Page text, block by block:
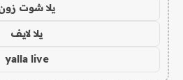
يلا شوت
يلا لايف
yalla live